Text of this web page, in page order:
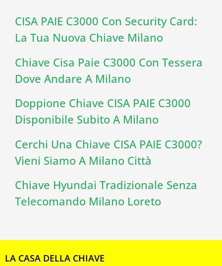
CISA PAIE C3000 Con Security Card:
La Tua Nuova Chiave Milano
Chiave Cisa Paie C3000 Con Tessera
Dove Andare A Milano
Doppione Chiave CISA PAIE C3000
Disponibile Subito A Milano
Cerchi Una Chiave CISA PAIE C3000?
Vieni Siamo A Milano Città
Chiave Hyundai Tradizionale Senza
Telecomando Milano Loreto
LA CASA DELLA CHIAVE